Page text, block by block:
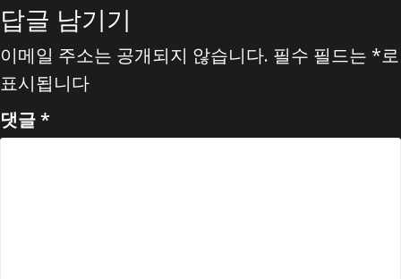
답글 남기기
이메일 주소는 공개되지 않습니다. 필수 필드는 *로
표시됩니다
댓글*